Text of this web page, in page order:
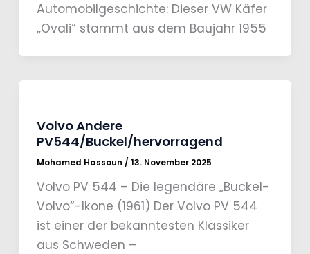
Automobilgeschichte: Dieser VW Käfer
„Ovali“ stammt aus dem Baujahr 1955
Volvo Andere
PV544/Buckel/hervorragend
Mohamed Hassoun / 13. November 2025
Volvo PV 544 – Die legendäre „Buckel-
Volvo“-Ikone (1961) Der Volvo PV 544
ist einer der bekanntesten Klassiker
aus Schweden –